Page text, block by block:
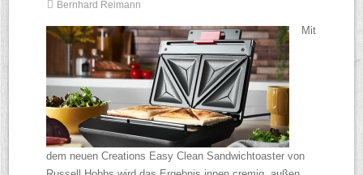
Bernhard Reimann
Mit
dem neuen Creations Easy Clean Sandwichtoaster von